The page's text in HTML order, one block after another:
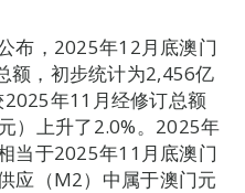
布，2025年12月底澳门
额，初步统计为2,456亿
年11月经修订总额
）上升了2.0%。2025年
当于2025年11月底澳门
应（M2）中属于澳门元